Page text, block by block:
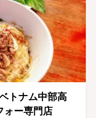
トナム中部高
ォー専門店